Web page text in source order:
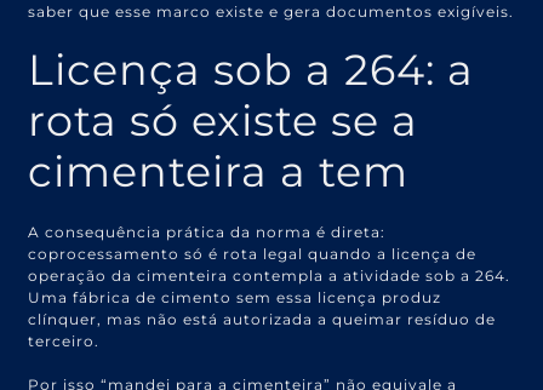
saber que esse marco existe e gera documentos exigíveis.
Licença sob a 264: a
rota só existe se a
cimenteira a tem
A consequência prática da norma é direta:
coprocessamento só é rota legal quando a licença de
operação da cimenteira contempla a atividade sob a 264.
Uma fábrica de cimento sem essa licença produz
clínquer, mas não está autorizada a queimar resíduo de
terceiro.
Por isso “mandei para a cimenteira” não equivale a